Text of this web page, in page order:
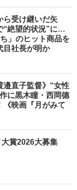
ら受け継いだ矢
“絶望的状況”に…
」のヒット商品を
目社長が明か
邉直子監督》“女性
に黒木瞳・西岡德
《映画『月がみて
賞2026大募集